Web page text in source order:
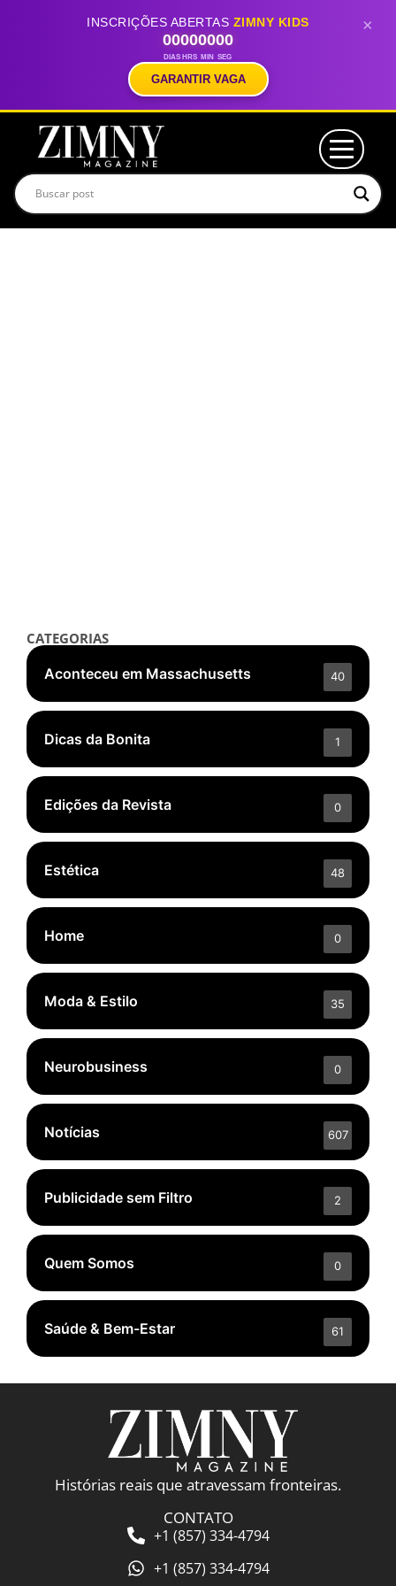
INSCRIÇÕES ABERTAS ZIMNY KIDS
00
DIAS
00
HRS
00
MIN
00
SEG
GARANTIR VAGA
×
CATEGORIAS
Aconteceu em Massachusetts
40
Dicas da Bonita 1
Edições da Revista 0
Estética 48
Home 0
Moda & Estilo 35
Neurobusiness 0
Notícias 607
Publicidade sem Filtro 2
Quem Somos 0
Saúde & Bem-Estar 61
Histórias reais que atravessam fronteiras.
CONTATO
+1 (857) 334-4794
+1 (857) 334-4794